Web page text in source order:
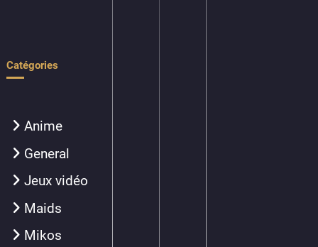
Catégories
Anime
General
Jeux vidéo
Maids
Mikos